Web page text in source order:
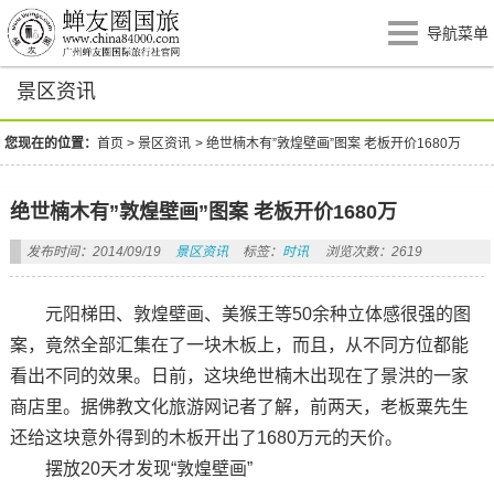
导航菜单
景区资讯
您现在的位置：首页 >景区资讯 >绝世楠木有”敦煌壁画”图案 老板开价1680万
绝世楠木有”敦煌壁画”图案 老板开价1680万
发布时间：2014/09/19 景区资讯 标签： 时讯 浏览次数：2619
元阳梯田、敦煌壁画、美猴王等50余种立体感很强的图
案，竟然全部汇集在了一块木板上，而且，从不同方位都能
看出不同的效果。日前，这块绝世楠木出现在了景洪的一家
商店里。据佛教文化旅游网记者了解，前两天，老板粟先生
还给这块意外得到的木板开出了1680万元的天价。
摆放20天才发现“敦煌壁画”